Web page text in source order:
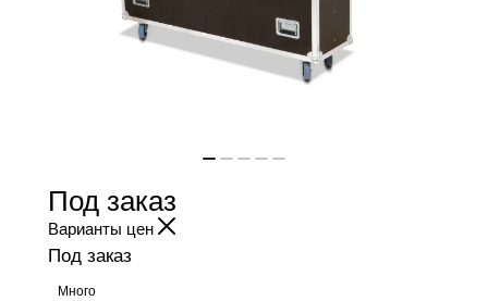
Под заказ
Варианты цен
Под заказ
Много